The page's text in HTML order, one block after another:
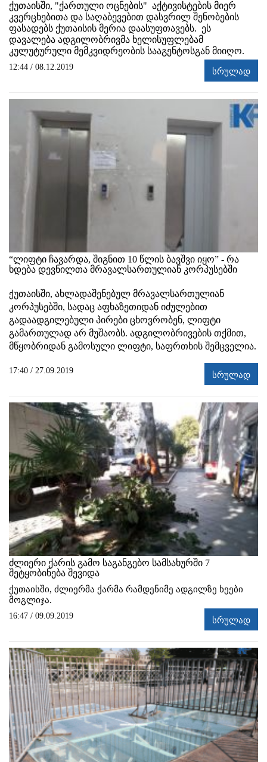
ქუთაისში, "ქართული ოცნების" აქტივისტების მიერ
კვერცხებითა და საღაბევებით დასვრილ შენობების
ფასადებს ქუთაისის მერია დაასუფთავებს. ეს
დავალება ადგილობრივმა ხელისუფლებამ
კულუტურული მემკვიდრეობის სააგენტოსგან მიიღო.
12:44 / 08.12.2019 სრულად
“ლიფტი ჩავარდა, შიგნით 10 წლის ბავშვი იყო” - რა
ხდება დევნილთა მრავალსართულიან კორპუსებში
ქუთაისში, ახლადაშენებულ მრავალსართულიან
კორპუსებში, სადაც აფხაზეთიდან იძულებით
გადაადგილებული პირები ცხოვრობენ, ლიფტი
გამართულად არ მუშაობს. ადგილობრივების თქმით,
მწყობრიდან გამოსული ლიფტი, საფრთხის შემცველია.
17:40 / 27.09.2019 სრულად
ძლიერი ქარის გამო საგანგებო სამსახურში 7
შეტყობინება შევიდა
ქუთაისში, ძლიერმა ქარმა რამდენიმე ადგილზე ხეები
მოგლიჯა.
16:47 / 09.09.2019 სრულად